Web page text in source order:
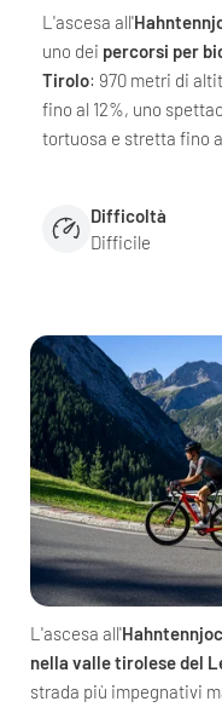
L'ascesa all'
uno dei percorsi per
Tirolo: 970 metri di
fino al 12%, uno
tortuosa e stretta fino
Difficoltà
Difficile
L'ascesa all'
nella valle tirolese del
strada più impegnativi